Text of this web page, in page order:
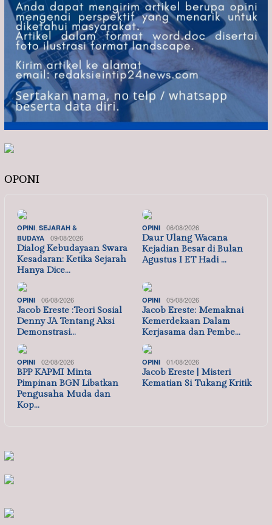
OPONI
OPINI, SEJARAH &
BUDAYA
09/08/2026
Dialog Kebudayaan Swara
Kesadaran: Ketika Sejarah
Hanya Dice…
OPINI 06/08/2026
Daur Ulang Wacana
Kejadian Besar di Bulan
Agustus I ET Hadi …
OPINI 06/08/2026
Jacob Ereste :Teori Sosial
Denny JA Tentang Aksi
Demonstrasi…
OPINI 05/08/2026
Jacob Ereste: Memaknai
Kemerdekaan Dalam
Kerjasama dan Pembe…
OPINI 02/08/2026
BPP KAPMI Minta
Pimpinan BGN Libatkan
Pengusaha Muda dan
Kop…
OPINI 01/08/2026
Jacob Ereste | Misteri
Kematian Si Tukang Kritik